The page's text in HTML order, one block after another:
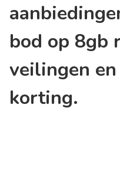
bod op 8gb
veilingen
korting.